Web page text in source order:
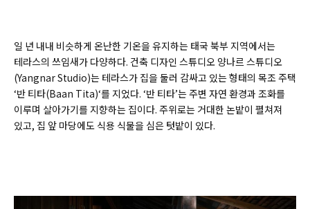
일 년 내내 비슷하게 온난한 기온을 유지하는 태국 북부 지역에서는
테라스의 쓰임새가 다양하다. 건축 디자인 스튜디오 양나르 스튜디오
(Yangnar Studio)는 테라스가 집을 둘러 감싸고 있는 형태의 목조 주택
‘반 티타(Baan Tita)‘를 지었다. ‘반 티타’는 주변 자연 환경과 조화를
이루며 살아가기를 지향하는 집이다. 주위로는 거대한 논밭이 펼쳐져
있고, 집 앞 마당에도 식용 식물을 심은 텃밭이 있다.